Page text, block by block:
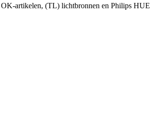
artikelen, (TL) lichtbronnen en Philips HUE